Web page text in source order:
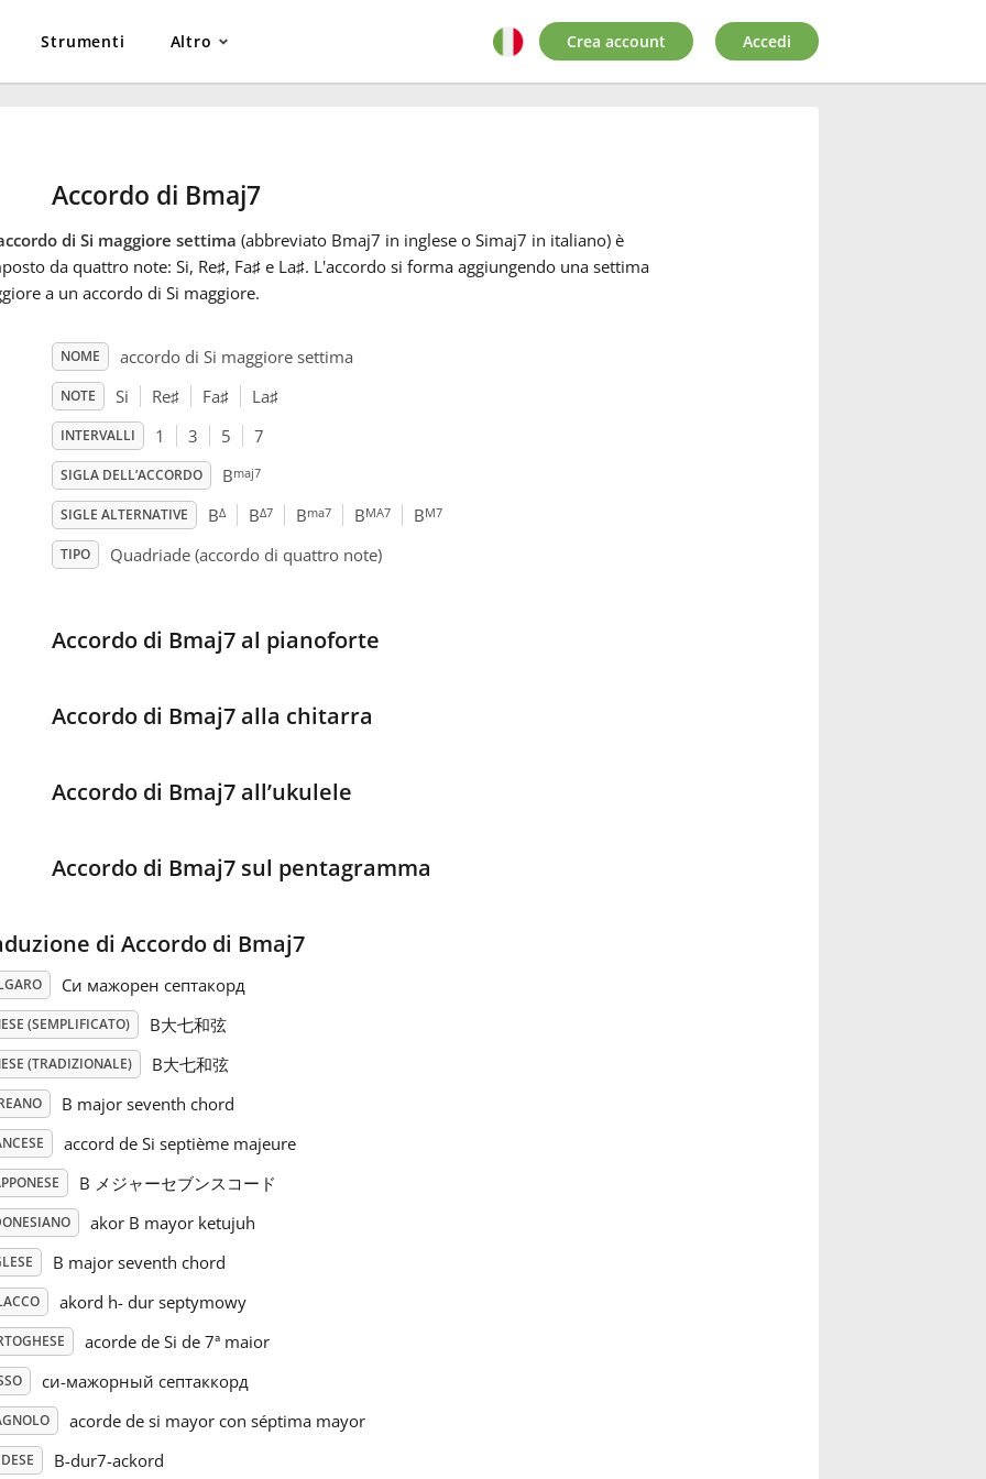
Strumenti Altro Crea account Accedi
Accordo di Bmaj7
di Si maggiore settima (abbreviato Bmaj7 in inglese o Simaj7 in italiano) è
da quattro note: Si, Re♯, Fa♯e La♯. L'accordo si forma aggiungendo una settima
a un accordo di Si maggiore.
NOME accordo di Si maggiore settima
NOTE Si Re♯ Fa♯ La♯
INTERVALLI 1 3 5 7
SIGLA DELL’ACCORDO Bmaj7
SIGLE ALTERNATIVE BΔ BΔ7 Bma7 BMA7 BM7
TIPO Quadriade (accordo di quattro note)
Accordo di Bmaj7 al pianoforte
Accordo di Bmaj7 alla chitarra
Accordo di Bmaj7 all’ukulele
Accordo di Bmaj7 sul pentagramma
di Accordo di Bmaj7
Си мажорен септакорд
(SEMPLIFICATO) B大七和弦
(TRADIZIONALE) B大七和弦
B major seventh chord
accord de Si septième majeure
B メジャーセブンスコード
akor B mayor ketujuh
B major seventh chord
akord h- dur septymowy
acorde de Si de 7ª maior
си-мажорный септаккорд
acorde de si mayor con séptima mayor
B-dur7-ackord